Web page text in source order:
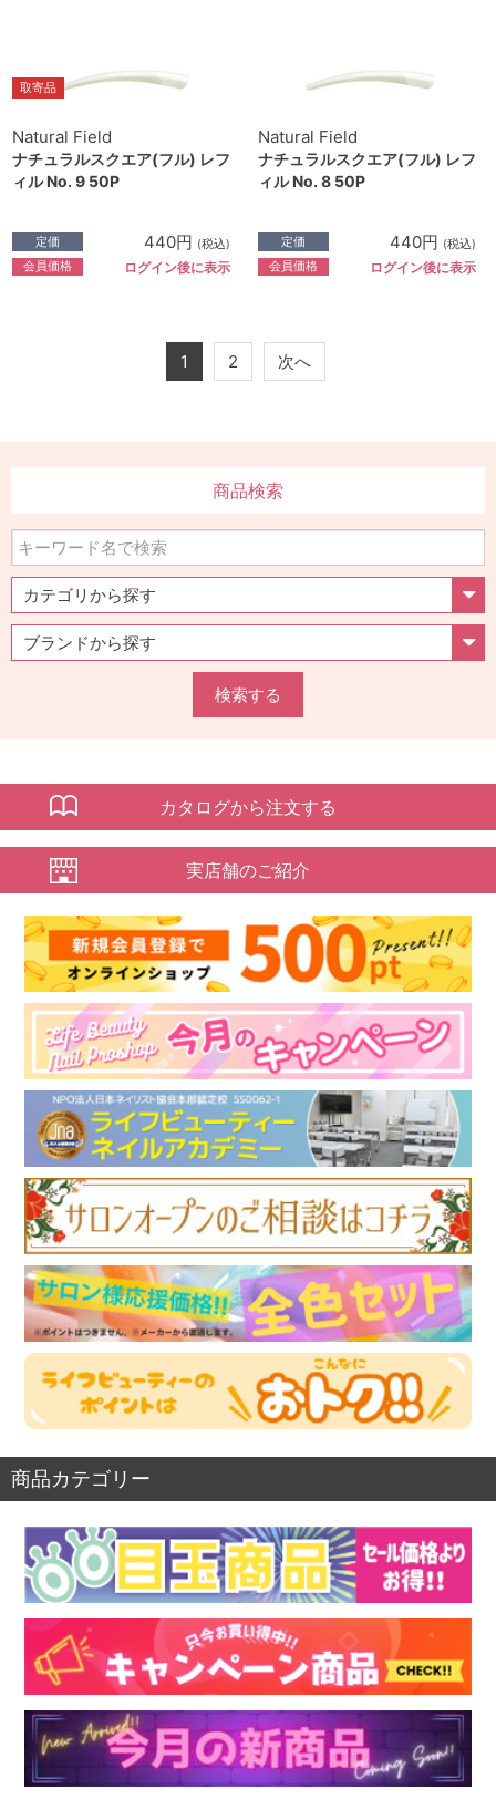
取寄品
Natural Field
ナチュラルスクエア(フル) レフ
ィル No. 9 50P
定価 440円 (税込)
会員価格 ログイン後に表示
Natural Field
ナチュラルスクエア(フル) レフ
ィル No. 8 50P
定価 440円 (税込)
会員価格 ログイン後に表示
1 2 次へ
商品検索
検索する
カタログから注文する
実店舗のご紹介
商品カテゴリー